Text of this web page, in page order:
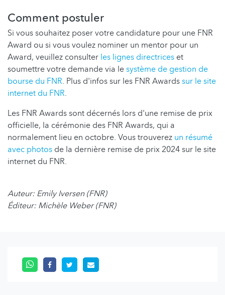
Comment postuler
Si vous souhaitez poser votre candidature pour une FNR
Award ou si vous voulez nominer un mentor pour un
Award, veuillez consulter les lignes directrices et
soumettre votre demande via lesystème de gestion de
bourse du FNR. Plus d'infos sur les FNR Awardssur le site
internet du FNR.
Les FNR Awards sont décernés lors d'une remise de prix
officielle, la cérémonie des FNR Awards, qui a
normalement lieu en octobre. Vous trouverez un résumé
avec photos de la dernière remise de prix 2024 sur le site
internet du FNR.
Auteur: Emily Iversen (FNR)
Éditeur: Michèle Weber (FNR)